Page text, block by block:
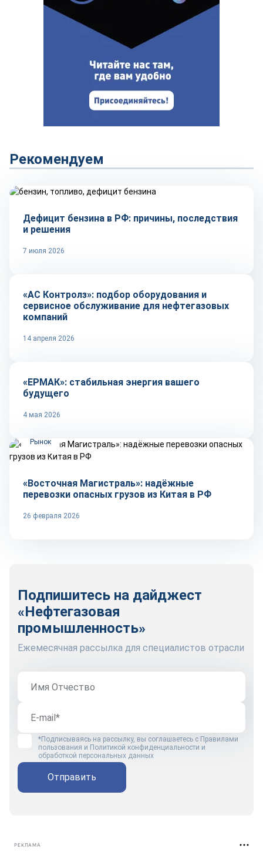
Рекомендуем
Дефицит бензина в РФ: причины, последствия
и решения
7 июля 2026
Репортаж
«АС Контролз»: подбор оборудования и
сервисное обслуживание для нефтегазовых
компаний
14 апреля 2026
Репортаж
«ЕРМАК»: стабильная энергия вашего
будущего
4 мая 2026
Рынок
«Восточная Магистраль»: надёжные
перевозки опасных грузов из Китая в РФ
26 февраля 2026
Подпишитесь на дайджест
«Нефтегазовая
промышленность»
Ежемесячная рассылка для специалистов отрасли
*Подписываясь на рассылку, вы соглашаетесь с Правилами
пользования и Политикой конфиденциальности и
обработкой персональных данных
Отправить
РЕКЛАМА